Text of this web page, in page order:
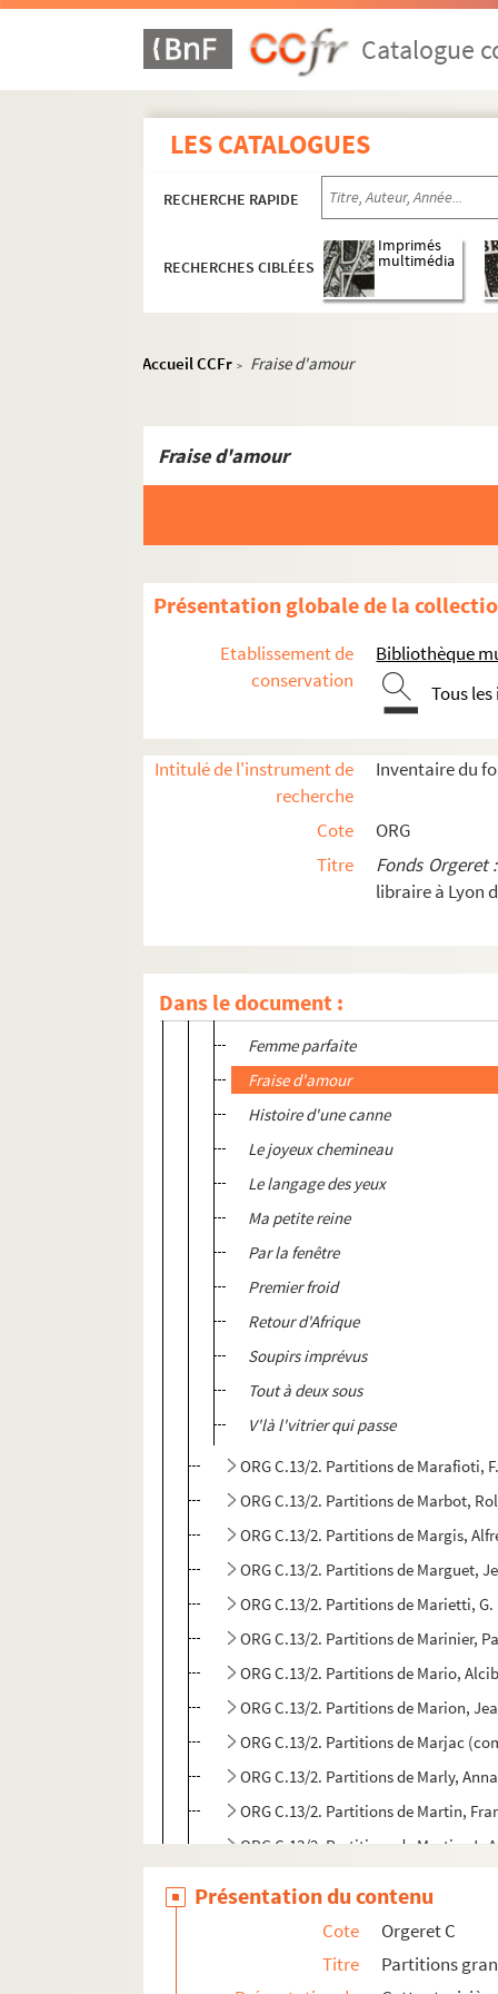
Catalogue
LES CATALOGUES
RECHERCHE RAPIDE
RECHERCHES CIBLÉES
Imprimés
multimédia
Accueil CCFr > Fraise d'amour
Fraise d'amour
Présentation globale de la
Etablissement de
conservation
Bibliothèque
Tous
Intitulé de l'instrument de
recherche
Inventaire du
Cote
ORG
Titre
Fonds Orgeret
libraire à Lyon
Dans le document :
ORG C.12/2. Partitions de Lieutaud,
ORG C.12/2. Partitions de Lopez,
ORG C.12/2. Partitions de Louiguy
ORG C.12/2. Partitions de Louis,
ORG C.12/2. Partitions de Louiset,
ORG C.12/2. Partitions de Louvier,
ORG C.12/2. Partitions de Ludo,
ORG C.12/2. Partitions de Ludovic,
ORG C.13/1. Partitions de Magenta,
ORG C.13/1. Partitions de Magnin,
ORG C.13/1. Partitions de Maire,
ORG C.13/1. Partitions de Mame,
ORG C.13/1. Partitions de Mancini,
ORG C.13/1. Partitions de
ORG C.13/1. Partitions de Manuel,
ORG C.13/1. Partitions de Maquis,
Affiches électorales
Ah ! Qu'c'est donc bête ! (mais
Ce que font les amoureux
Ce que font les amoureux
Le dernier baiser
Femme parfaite
Fraise d'amour
Histoire d'une canne
Le joyeux chemineau
Le langage des yeux
Ma petite reine
Par la fenêtre
Premier froid
Retour d'Afrique
Soupirs imprévus
Tout à deux sous
V'là l'vitrier qui passe
ORG C.13/2. Partitions de Marafioti,
ORG C.13/2. Partitions de Marbot,
ORG C.13/2. Partitions de Margis,
ORG C.13/2. Partitions de Marguet,
ORG C.13/2. Partitions de Marietti,
ORG C.13/2. Partitions de Marinier,
ORG C.13/2. Partitions de Mario,
ORG C.13/2. Partitions de Marion,
ORG C.13/2. Partitions de Marjac
ORG C.13/2. Partitions de Marly,
ORG C.13/2. Partitions de Martin,
ORG C.13/2. Partitions de Martin,
Présentation du contenu
Cote
Orgeret C
Titre
Partitions